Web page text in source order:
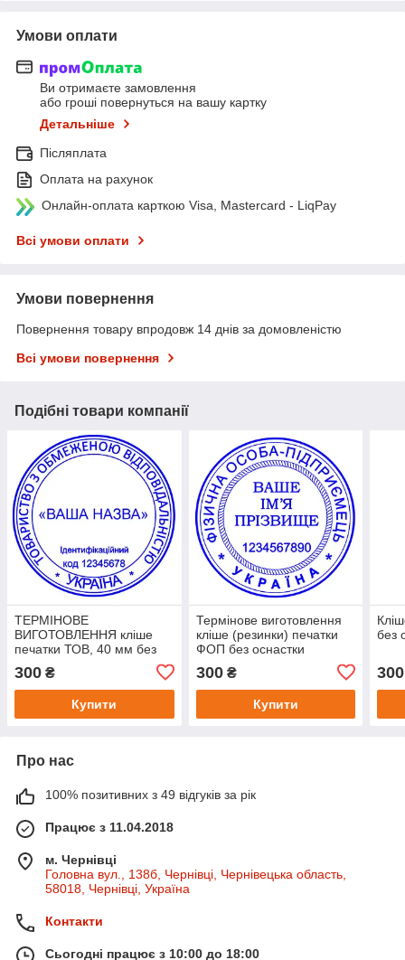
Умови оплати
Ви отримаєте замовлення
або гроші повернуться на вашу картку
Детальніше
Післяплата
Оплата на рахунок
Онлайн-оплата карткою Visa, Mastercard - LiqPay
Всі умови оплати
Умови повернення
Повернення товару впродовж 14 днів за домовленістю
Всі умови повернення
Подібні товари компанії
ТЕРМІНОВЕ
ВИГОТОВЛЕННЯ кліше
печатки ТОВ, 40 мм без
300 ₴
Купити
Термінове виготовлення
кліше (резинки) печатки
ФОП без оснастки
300₴
Купити
без
300
Про нас
100% позитивних з 49 відгуків за рік
Працює з 11.04.2018
м. Чернівці
Головна вул., 138б, Чернівці, Чернівецька область,
58018, Чернівці, Україна
Контакти
Сьогодні працює з 10:00 до 18:00